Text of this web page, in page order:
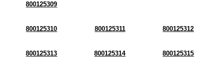
800125309
800125310 800125311 800125312
800125313 800125314 800125315